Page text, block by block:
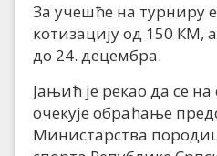
За учешће на турниру
котизацију од 150 КМ,
до 24. децембра.
Јањић је рекао да се
очекује обраћање
Министарства